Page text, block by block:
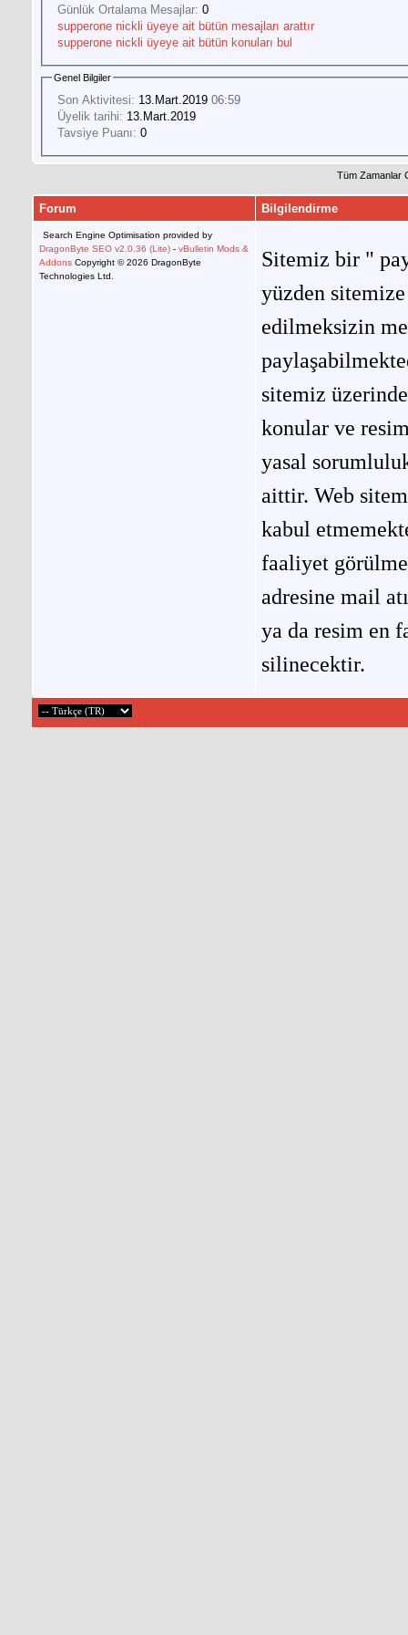
Günlük Ortalama Mesajlar: 0
supperone nickli üyeye ait bütün mesajları arattır
supperone nickli üyeye ait bütün konuları bul
Genel Bilgiler
Son Aktivitesi: 13.Mart.2019 06:59
Üyelik tarihi: 13.Mart.2019
Tavsiye Puanı: 0
Tüm Zamanlar
Forum Bilgilendirme
Search Engine Optimisation provided by
DragonByte SEO v2.0.36 (Lite) - vBulletin Mods &
Addons Copyright © 2026 DragonByte
Technologies Ltd.
Sitemiz bir "
yüzden
edilmeksizin
sitemiz
konular ve
yasal
aittir. Web
kabul
faaliyet
adresine mail
ya da resim en
silinecektir.